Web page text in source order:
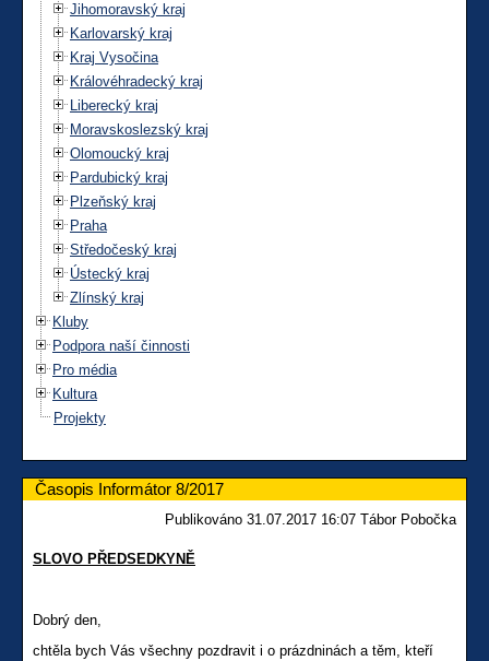
Jihomoravský kraj
Karlovarský kraj
Kraj Vysočina
Královéhradecký kraj
Liberecký kraj
Moravskoslezský kraj
Olomoucký kraj
Pardubický kraj
Plzeňský kraj
Praha
Středočeský kraj
Ústecký kraj
Zlínský kraj
Kluby
Podpora naší činnosti
Pro média
Kultura
Projekty
Časopis Informátor 8/2017
Publikováno 31.07.2017 16:07 Tábor Pobočka
SLOVO PŘEDSEDKYNĚ
Dobrý den,
chtěla bych Vás všechny pozdravit i o prázdninách a těm, kteří